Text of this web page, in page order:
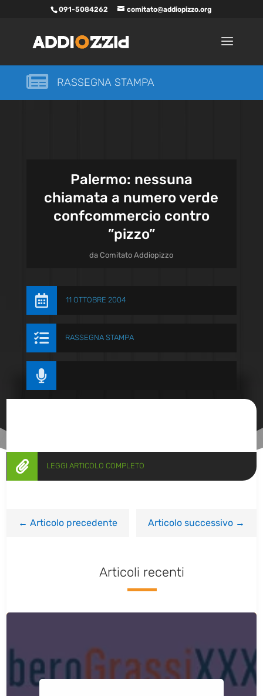
091-5084262 comitato@addiopizzo.org
 RASSEGNA STAMPA
Palermo: nessuna
chiamata a numero verde
confcommercio contro
”pizzo”
daComitato Addiopizzo
 11 OTTOBRE 2004
 RASSEGNA STAMPA

 LEGGI ARTICOLO COMPLETO
←Articolo precedente Articolo successivo→
Articoli recenti